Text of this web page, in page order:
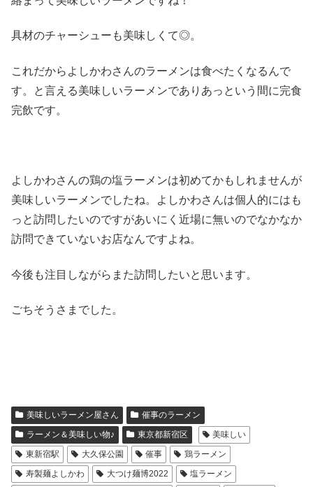
具材のチャーシューも美味しくて◎。
これだからよしかわさんのラーメンは食べたくなるんで
す。と言える美味しいラーメンでありあっという間に完食
完飲です。
よしかわさんの鶏の塩ラーメンは初めてかもしれませんが
美味しいラーメンでしたね。よしかわさんは個人的にはも
っと訪問したいのですがあいにく近場に無いのでなかなか
訪問できていないお店なんですよね。
今後も注目しながらまた訪問したいと思います。
ごちそうさまでした。
美味しいラーメン屋さん
催事のラーメン
ラーメン＆美味しい物♪
東京都新宿区
美味しい
東新宿駅
大久保公園 催事
鶏ラーメン
寿製麺よしかわ
大つけ麺博2022
塩ラーメン